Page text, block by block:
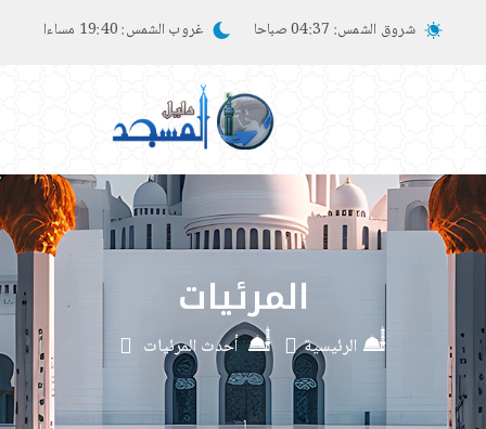
شروق الشمس: 04:37 صباحا غروب الشمس:19:40 مساءا
المرئيات
الرئيسية أحدث المرئيات